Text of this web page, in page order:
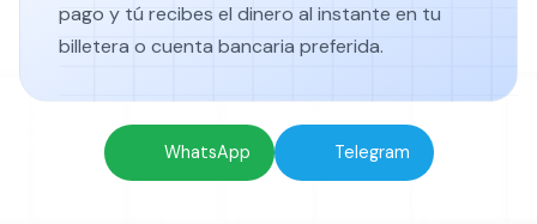
pago y tú recibes el dinero al instante en tu
billetera o cuenta bancaria preferida.
WhatsApp Telegram